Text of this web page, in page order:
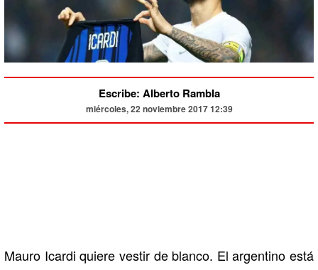
Escribe: Alberto Rambla
miércoles, 22 noviembre 2017 12:39
Mauro Icardi quiere vestir de blanco. El argentino está